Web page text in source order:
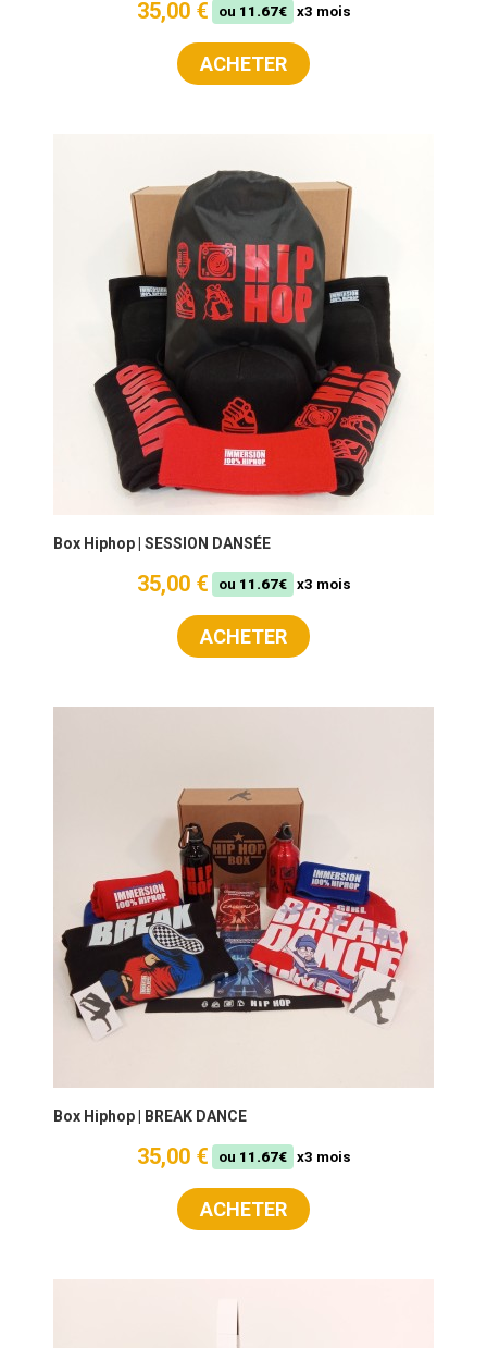
35,00 € ou 11.67€ x3 mois
ACHETER
Box Hiphop | SESSION DANSÉE
35,00 € ou 11.67€ x3 mois
ACHETER
Box Hiphop | BREAK DANCE
35,00 € ou 11.67€ x3 mois
ACHETER